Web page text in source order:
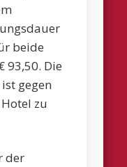
beide
93,50. Die
gegen
zu
der